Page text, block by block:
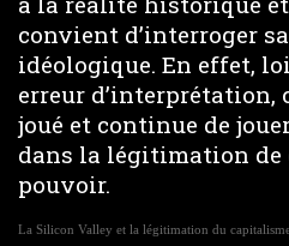
convient d’interroger
idéologique. En effet,
erreur d’interprétation,
joué et continue de
dans la légitimation de
pouvoir.
La Silicon Valley et la légitimation du